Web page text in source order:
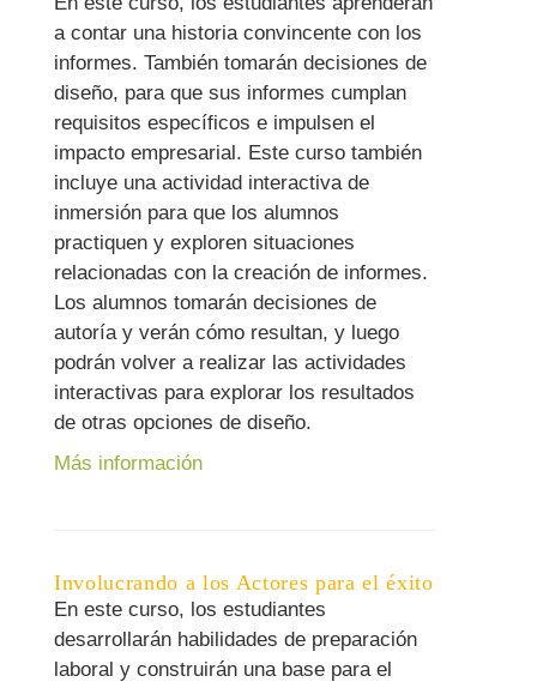
a contar una historia convincente con los
informes. También tomarán decisiones de
diseño, para que sus informes cumplan
requisitos específicos e impulsen el
impacto empresarial. Este curso también
incluye una actividad interactiva de
inmersión para que los alumnos
practiquen y exploren situaciones
relacionadas con la creación de informes.
Los alumnos tomarán decisiones de
autoría y verán cómo resultan, y luego
podrán volver a realizar las actividades
interactivas para explorar los resultados
de otras opciones de diseño.
Más información
Involucrando a los Actores para el éxito
En este curso, los estudiantes
desarrollarán habilidades de preparación
laboral y construirán una base para el